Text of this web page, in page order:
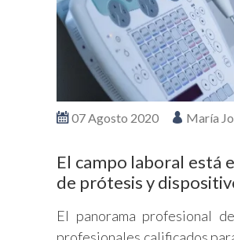
07 Agosto 2020 María
El campo laboral está
de prótesis y
El panorama profesional